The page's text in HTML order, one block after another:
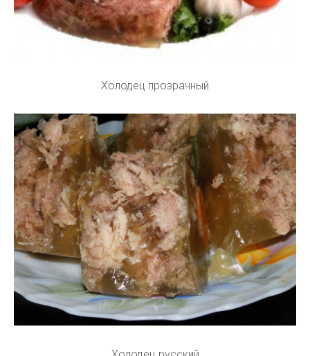
Холодец прозрачный